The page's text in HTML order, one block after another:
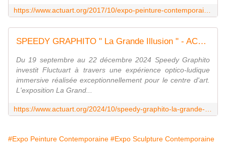
SPEEDY GRAPHITO " La Grande Illusion " - ACTUART by Eric SIMON
Du 19 septembre au 22 décembre 2024 Speedy Graphito
investit Fluctuart à travers une expérience optico-ludique
immersive réalisée exceptionnellement pour le centre d'art.
L'exposition La Grand...
#Expo Peinture Contemporaine #Expo Sculpture Contemporaine